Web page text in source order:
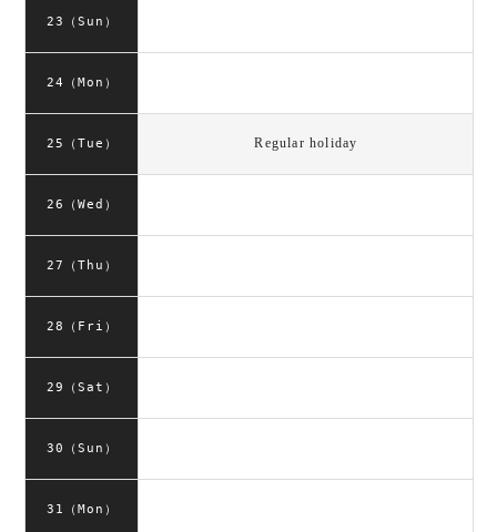
23（Sun）
24（Mon）
25（Tue） Regular holiday
26（Wed）
27（Thu）
28（Fri）
29（Sat）
30（Sun）
31（Mon）